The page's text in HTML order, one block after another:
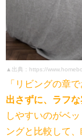
▲出典：https://
「リビングの章
出さずに、ラフ
しやすいのがベ
ングと比較して